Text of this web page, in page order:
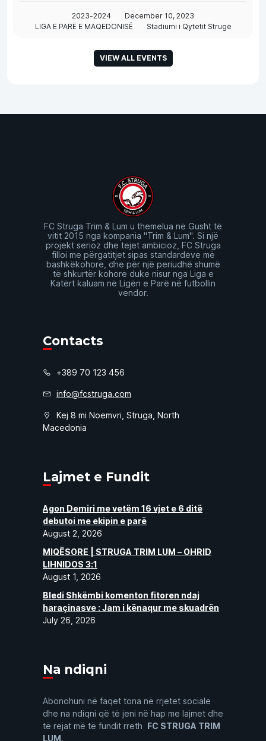
2023-2024
December 10, 2023
LIGA E PARË E MAQEDONISË
Stadiumi i Qytetit Strugë
VIEW ALL EVENTS
FC Struga Trim & Lum u themelua në Gusht të
vitit 2015 nga kompania "Trim & Lum". Si një
projekt serioz dhe tejet ambicioz, FC Struga
filloi me përgatitjet sipas standardeve më
bashkëkohore, dhe për një periudhë shumë
të shkurtër kohore duke nisur nga Liga e
Katërt kaluam në Ligën e Parë në futbollin
vendor.
Contacts
+389 70 123 456
info@fcstruga.com
Kej 8 mi Noemvri, Struga, North
Macedonia
Lajmet e Fundit
Agon Demiri me vetëm 16 vjet e 6 ditë
debutoi me ekipin e parë
August 2, 2026
MIQËSORE | STRUGA TRIM LUM – OHRID
LIHNIDOS 3:1
August 1, 2026
Bledi Shkëmbi komenton fitoren ndaj
haraçinasve : Jam i kënaqur me skuadrën
July 26, 2026
Na ndiqni
Abonohuni në faqet tona në rrjetet sociale
dhe na ndiqni që të jeni në hap me lajmet dhe
të rejat më të fundit rreth FC STRUGA TRIM
LUM.